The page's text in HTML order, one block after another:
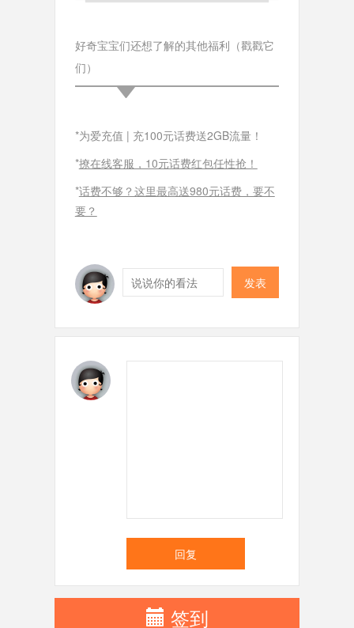
好奇宝宝们还想了解的其他福利（戳戳它
们）
*为爱充值 | 充100元话费送2GB流量！
*撩在线客服，10元话费红包任性抢！
*话费不够？这里最高送980元话费，要不
要？
发表
回复
签到